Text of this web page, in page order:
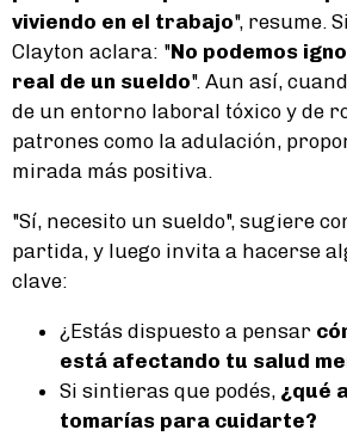
viviendo en el trabajo", resume.
Clayton aclara: "No podemos
real de un sueldo". Aun así,
de un entorno laboral tóxico y de
patrones como la adulación,
mirada más positiva.
"Sí, necesito un sueldo", sugiere
partida, y luego invita a hacerse
clave:
¿Estás dispuesto a pensar
está afectando tu salud
Si sintieras que podés, ¿qué
tomarías para cuidarte?